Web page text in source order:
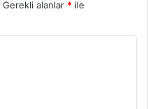
Gerekli alanlar * ile